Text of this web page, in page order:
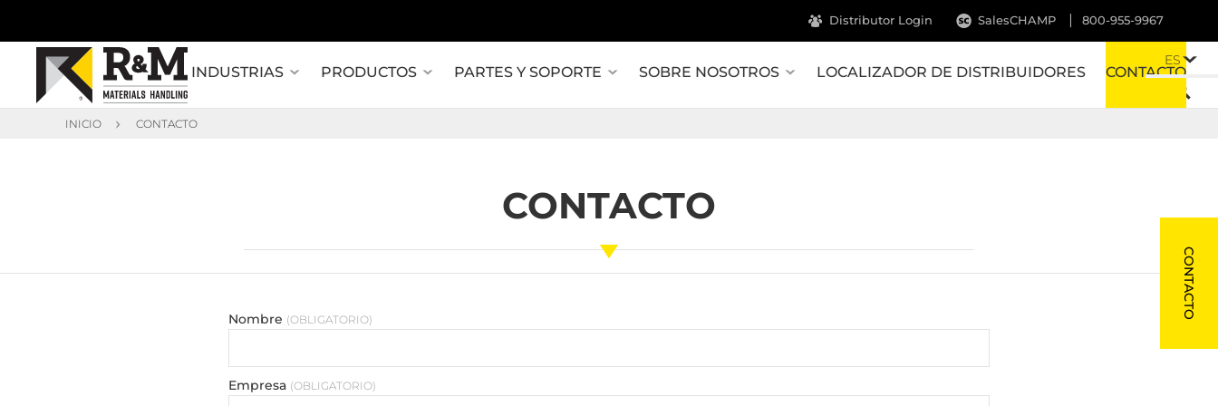
800-955-9967
Distributor Login SalesCHAMP
INDUSTRIAS PRODUCTOS PARTES Y SOPORTE SOBRE NOSOTROS LOCALIZADOR DE DISTRIBUIDORES CONTACTO
ES
INICIO CONTACTO
CONTACTO
Nombre OBLIGATORIO
Empresa OBLIGATORIO
CONTACTO